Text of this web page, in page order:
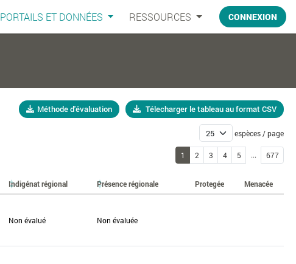
PORTAILS ET DONNÉES RESSOURCES CONNEXION
Méthode d'évaluation Télecharger le tableau au format CSV
espèces / page
1 2 3 4 5 ... 677
Indigénat régional Présence régionale Protegée Menacée
Non évalué Non évaluée